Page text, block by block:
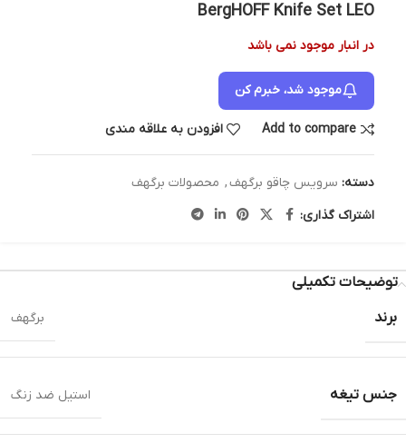
BergHOFF Knife Set LEO
در انبار موجود نمی باشد
موجود شد، خبرم کن
Add to compare افزودن به علاقه مندی
دسته: سرویس چاقو برگهف, محصولات برگهف
اشتراک گذاری:
توضیحات تکمیلی
برند
برگهف
جنس تیغه استیل ضد زنگ